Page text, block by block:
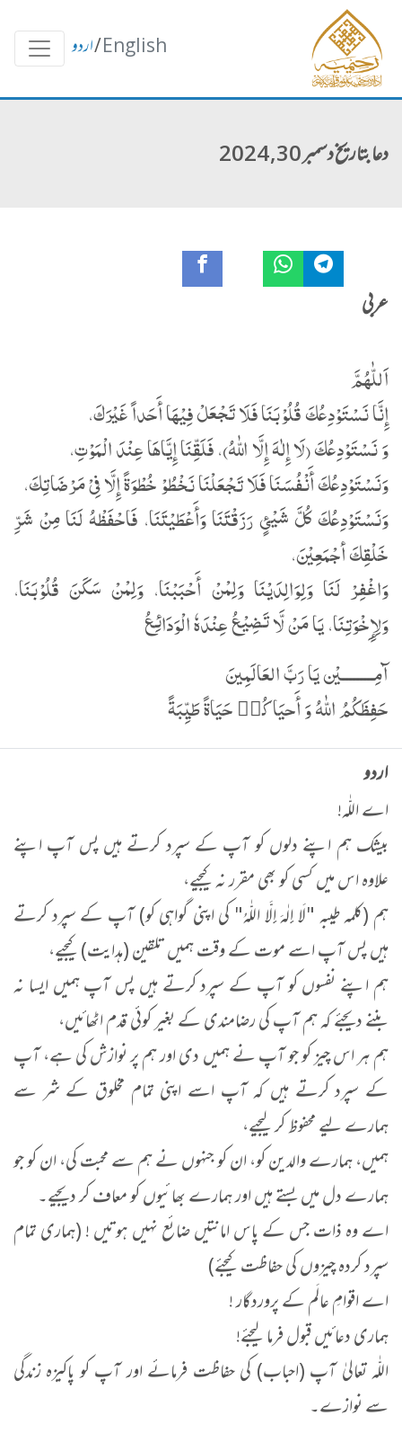
English
/اردو
دعا بتاریخ دسمبر 30, 2024
عربی
اَللّٰهُمَّ
إِنَّا نَسْتَوْدِعُكَ قُلُوْبَنَا فَلَا تَجْعَلْ فِیْھَا أَحَداً غَیْرَكَ،
وَ نَسْتَوْدِعُكَ (لَا إِلٰهَ إِلَّا اللّٰهُ)، فَلَقِّنَا إِیَّاھَا عِنْدَ الْمَوْتِ،
وَنَسْتَوْدِعُكَ أَنْفُسَنَا فَلَا تَجْعَلْنَا نَخْطُوْ خُطْوَةً إِلَّا فِیْ مَرْضَاتِكَ،
وَنَسْتَوْدِعُكَ کُلَّ شَیْئٍ رَزَقْتَنَا وَأَعْطَیْتَنَا، فَاحْفَظْهُ لَنَا مِنْ شَرِّ
خَلْقِكَ أجْمَعِیْنَ،
وَاغْفِرْ لَنَا وَلِوَالِدَیْنَا وَلِمْنْ أَحْبَبْنَا، وَلِمْنْ سَکَنَ قُلُوْبَنَا،
وَلِإِِخْوَتِنَا، یَا مَنْ لَّا تَضِیْعُ عِنْدَهٗ الْوَدَائِعُ
آمِـــــــــيْن يَا رَبَّ العَالَمِينَ
حَفِظَكُمُ اللّٰهُ وَ أَحيَاكُم٘ حَيَاةً طَيِّبَةً
اردو
اے اللّٰہ!
بیشک ہم اپنے دلوں کو آپ کے سپرد کرتے ہیں پس آپ اپنے
علاوه اس میں کسی کو بھی مقرر نہ کیجیے،
ہم (کلمہ طیبہ "لَا إِلٰهَ إِلَّا اللّٰهُ" کی اپنی گواہی کو) آپ کے سپرد کرتے
ہیں پس آپ اسے موت کے وقت ہمیں تلقین (ہدایت) کیجیے،
ہم اپنے نفسوں کو آپ کے سپرد کرتے ہیں پس آپ ہمیں ایسا نہ
بننے دیجئے کہ ہم آپ کی رضامندی کے بغیر کوئی قدم اٹھائیں،
ہم ہر اس چیز کو جو آپ نے ہمیں دی اور ہم پر نوازش کی ہے، آپ
کے سپرد کرتے ہیں کہ آپ اسے اپنی تمام مخلوق کے شر سے
ہمارے لیے محفوظ کر لیجیے،
ہمیں، ہمارے والدین کو، ان کو جنہوں نے ہم سے محبت کی، ان کو جو
ہمارے دل میں بستے ہیں اور ہمارے بھائیوں کو معاف کر دیجیے۔
اے وہ ذات جس کے پاس امانتیں ضائع نہیں ہوتیں ! (ہماری تمام
سپرد کردہ چیزوں کی حفاظت کیجئے)
اے اقوامِ عالَم کے پروردگار !
ہماری دعائیں قبول فرما لیجئے!
اللّٰہ تعالیٰ آپ (احباب) کی حفاظت فرمائے اور آپ کو پاکیزہ زندگی
سے نوازے۔